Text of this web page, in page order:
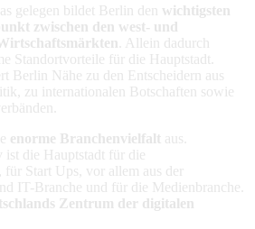
gelegen bildet Berlin den wichtigsten
zwischen den west- und
. Allein dadurch
Standortvorteile für die Hauptstadt.
Berlin Nähe zu den Entscheidern aus
zu internationalen Botschaften sowie
enorme Branchenvielfalt aus.
ist die Hauptstadt für die
für Start Ups, vor allem aus der
IT-Branche und für die Medienbranche.
Zentrum der digitalen